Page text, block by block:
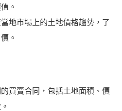
。
當地市場上的土地價格趨勢，了
。
的買賣合同，包括土地面積、價